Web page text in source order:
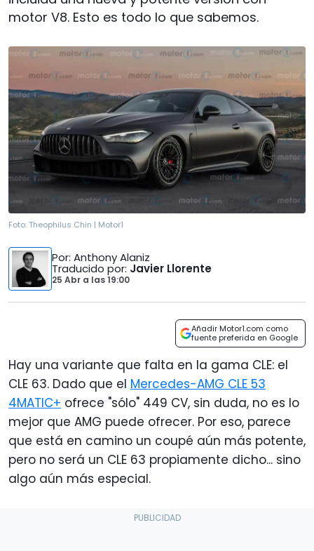
motor V8. Esto es todo lo que sabemos.
Foto: Theophilus Chin | Motor1
Por: Anthony Alaniz
Traducido por: Javier Llorente
25 Abr a las19:00
Añadir Motor1.com como
fuente preferida en Google
Hay una variante que falta en la gama CLE: el
CLE 63. Dado que el Mercedes-AMG CLE 53
4MATIC+ ofrece "sólo" 449 CV, sin duda, no es lo
mejor que AMG puede ofrecer. Por eso, parece
que está en camino un coupé aún más potente,
pero no será un CLE 63 propiamente dicho... sino
algo aún más especial.